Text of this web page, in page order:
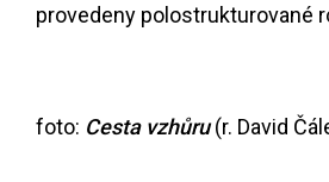
provedeny polostrukturované
foto: Cesta vzhůru(r. David